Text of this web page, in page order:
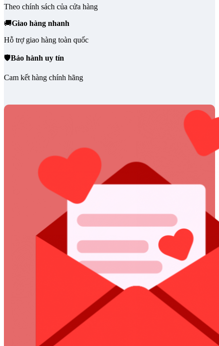
Theo chính sách của cửa hàng
🚚Giao hàng nhanh
Hỗ trợ giao hàng toàn quốc
🛡Bảo hành uy tín
Cam kết hàng chính hãng